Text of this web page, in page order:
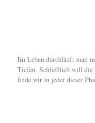
Im Leben durchläuft man
Tiefen. Schließlich will die
finde wir in jeder dieser